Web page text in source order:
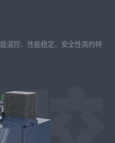
能温控、性能稳定、安全性高的特